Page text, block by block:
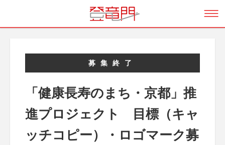
募集終了
「健康長寿のまち・京都」推
進プロジェクト 目標（キャ
ッチコピー）・ロゴマーク募